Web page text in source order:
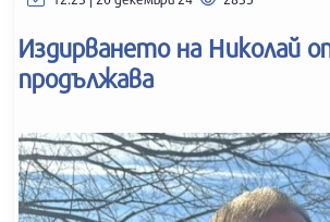
Издирването на Николай
продължава